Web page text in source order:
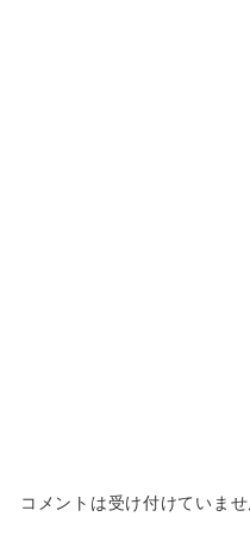
コメントは受け付けていま